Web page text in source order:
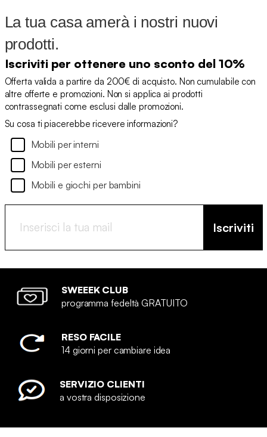
La tua casa amerà i nostri nuovi
prodotti.
Iscriviti per ottenere uno sconto del 10%
Offerta valida a partire da 200€ di acquisto. Non cumulabile con
altre offerte e promozioni. Non si applica ai prodotti
contrassegnati come esclusi dalle promozioni.
Su cosa ti piacerebbe ricevere informazioni?
Mobili per interni
Mobili per esterni
Mobili e giochi per bambini
Iscriviti
SWEEEK CLUB
programma fedeltà GRATUITO
RESO FACILE
14 giorni per cambiare idea
SERVIZIO CLIENTI
a vostra disposizione